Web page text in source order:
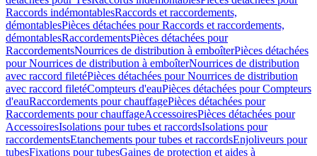
Raccords indémontablesRaccords et raccordements,
démontablesPièces détachées pour Raccords et raccordements,
démontablesRaccordementsPièces détachées pour
RaccordementsNourrices de distribution à emboîterPièces détachées
pour Nourrices de distribution à emboîterNourrices de distribution
avec raccord filetéPièces détachées pour Nourrices de distribution
avec raccord filetéCompteurs d'eauPièces détachées pour Compteurs
d'eauRaccordements pour chauffagePièces détachées pour
Raccordements pour chauffageAccessoiresPièces détachées pour
AccessoiresIsolations pour tubes et raccordsIsolations pour
raccordementsEtanchements pour tubes et raccordsEnjoliveurs pour
tubesFixations pour tubesGaines de protection et aides à